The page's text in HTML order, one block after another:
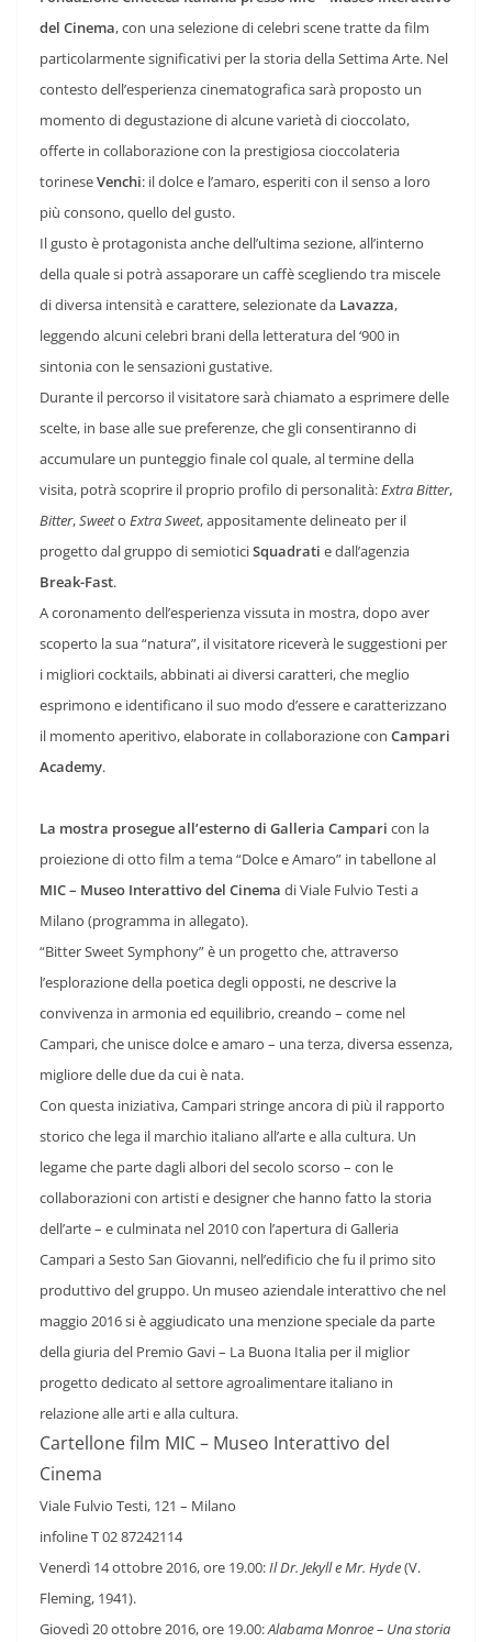
del Cinema, con una selezione di celebri scene tratte da film
particolarmente significativi per la storia della Settima Arte. Nel
contesto dell’esperienza cinematografica sarà proposto un
momento di degustazione di alcune varietà di cioccolato,
offerte in collaborazione con la prestigiosa cioccolateria
torineseVenchi: il dolce e l’amaro, esperiti con il senso a loro
più consono, quello del gusto.
Il gusto è protagonista anche dell’ultima sezione, all’interno
della quale si potrà assaporare un caffè scegliendo tra miscele
di diversa intensità e carattere, selezionate da Lavazza,
leggendo alcuni celebri brani della letteratura del ‘900 in
sintonia con le sensazioni gustative.
Durante il percorso il visitatore sarà chiamato a esprimere delle
scelte, in base alle sue preferenze, che gli consentiranno di
accumulare un punteggio finale col quale, al termine della
visita, potrà scoprire il proprio profilo di personalità:Extra Bitter,
Bitter,Sweeto Extra Sweet, appositamente delineato per il
progetto dal gruppo di semioticiSquadrati e dall’agenzia
Break-Fast.
A coronamento dell’esperienza vissuta in mostra, dopo aver
scoperto la sua “natura”, il visitatore riceverà le suggestioni per
i migliori cocktails, abbinati ai diversi caratteri, che meglio
esprimono e identificano il suo modo d’essere e caratterizzano
il momento aperitivo, elaborate in collaborazione con Campari
Academy.
La mostra prosegue all’esterno di Galleria Campari con la
proiezione di otto film a tema “Dolce e Amaro” in tabellone al
MIC – Museo Interattivo del Cinema di Viale Fulvio Testi a
Milano (programma in allegato).
“Bitter Sweet Symphony” è un progetto che, attraverso
l’esplorazione della poetica degli opposti, ne descrive la
convivenza in armonia ed equilibrio, creando – come nel
Campari, che unisce dolce e amaro – una terza, diversa essenza,
migliore delle due da cui è nata.
Con questa iniziativa, Campari stringe ancora di più il rapporto
storico che lega il marchio italiano all’arte e alla cultura. Un
legame che parte dagli albori del secolo scorso – con le
collaborazioni con artisti e designer che hanno fatto la storia
dell’arte – e culminata nel 2010 con l’apertura di Galleria
Campari a Sesto San Giovanni, nell’edificio che fu il primo sito
produttivo del gruppo. Un museo aziendale interattivo che nel
maggio 2016 si è aggiudicato una menzione speciale da parte
della giuria del Premio Gavi – La Buona Italia per il miglior
progetto dedicato al settore agroalimentare italiano in
relazione alle arti e alla cultura.
Cartellone film MIC – Museo Interattivo del
Cinema
Viale Fulvio Testi, 121 – Milano
infoline T 02 87242114
Venerdì 14 ottobre 2016, ore 19.00:Il Dr. Jekyll e Mr. Hyde(V.
Fleming, 1941).
Giovedì 20 ottobre 2016, ore 19.00:Alabama Monroe– Una storia